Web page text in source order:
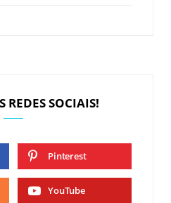
REDES SOCIAIS!
Pinterest
YouTube